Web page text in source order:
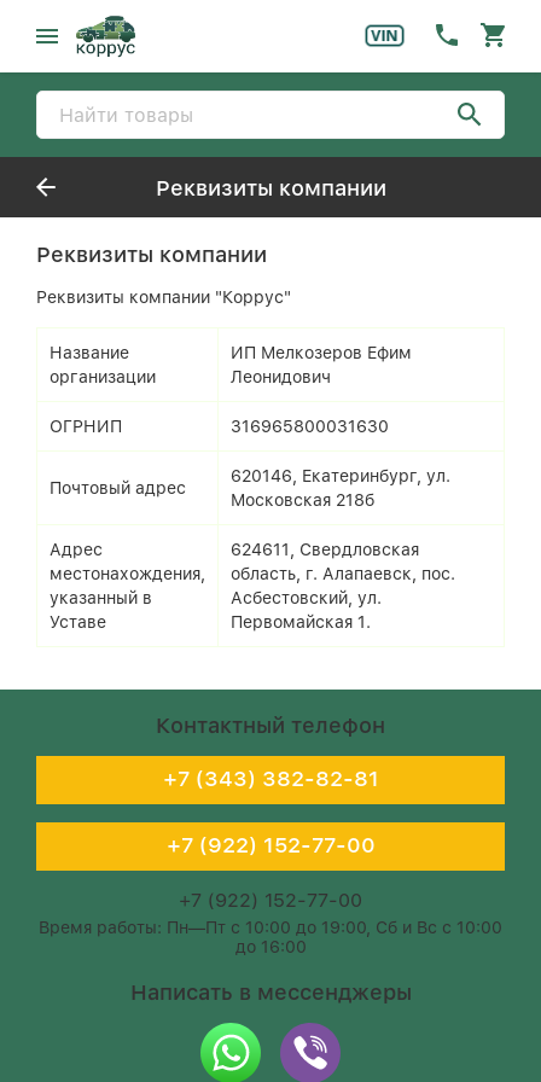
Реквизиты компании
Реквизиты компании
Реквизиты компании "Коррус"
Название
организации
ИП Мелкозеров Ефим
Леонидович
ОГРНИП 316965800031630
Почтовый адрес
620146, Екатеринбург, ул.
Московская 218б
Адрес
местонахождения,
указанный в
Уставе
624611, Свердловская
область, г. Алапаевск, пос.
Асбестовский, ул.
Первомайская 1.
Контактный телефон
+7 (343) 382-82-81
+7 (922) 152-77-00
+7 (922) 152-77-00
Время работы: Пн—Пт с 10:00 до 19:00, Сб и Вс с 10:00
до 16:00
Написать в мессенджеры